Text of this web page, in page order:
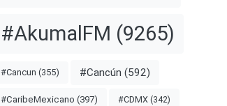
#AkumalFM (9265)
#Cancun (355) #Cancún (592)
#CaribeMexicano (397) #CDMX(342)